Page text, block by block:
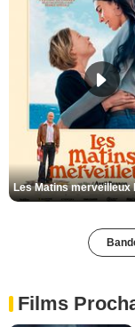
Films